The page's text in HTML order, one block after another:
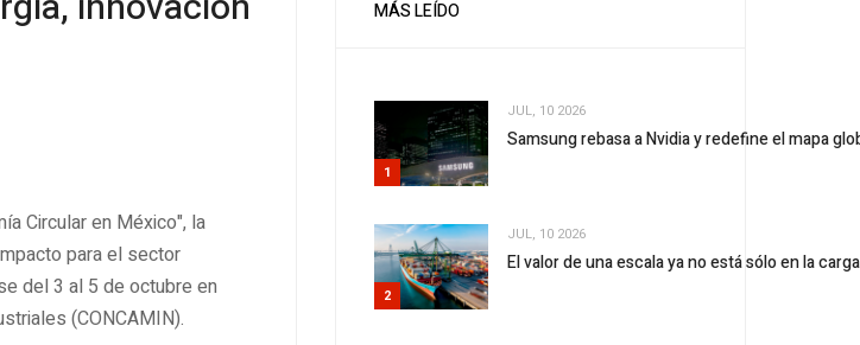
Circular en México", la
para el sector
del 3 al 5 de octubre en
(CONCAMIN).
MÁS LEÍDO
1
JUL, 10 2026
Samsung rebasa a Nvidia y redefine el mapa
2
JUL, 10 2026
El valor de una escala ya no está sólo en la carga